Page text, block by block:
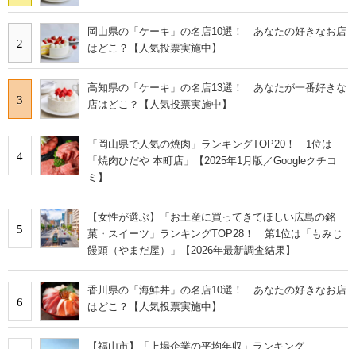
2
岡山県の「ケーキ」の名店10選！ あなたの好きなお店
はどこ？【人気投票実施中】
3
高知県の「ケーキ」の名店13選！ あなたが一番好きな
店はどこ？【人気投票実施中】
4
「岡山県で人気の焼肉」ランキングTOP20！ 1位は
「焼肉ひだや 本町店」【2025年1月版／Googleクチコ
ミ】
5
【女性が選ぶ】「お土産に買ってきてほしい広島の銘
菓・スイーツ」ランキングTOP28！ 第1位は「もみじ
饅頭（やまだ屋）」【2026年最新調査結果】
6
香川県の「海鮮丼」の名店10選！ あなたの好きなお店
はどこ？【人気投票実施中】
【福山市】「上場企業の平均年収」ランキング